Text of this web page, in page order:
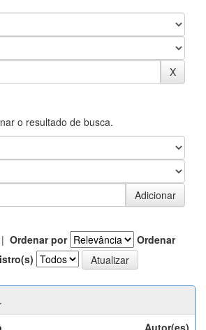
o resultado de busca.
| Ordenar por
Ordenar
Autor(es)